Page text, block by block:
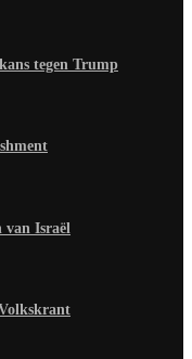
tegen Trump
van Israël